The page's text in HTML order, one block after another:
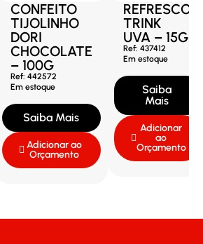
CONFEITO
TIJOLINHO
DORI
CHOCOLATE
– 100G
Ref: 442572
Em estoque
Saiba Mais
Adicionar ao
Orçamento
REFRESCO
TRINK
UVA – 15G
Ref: 437412
Em estoque
Saiba
Mais
Adicionar
ao
Orçamento